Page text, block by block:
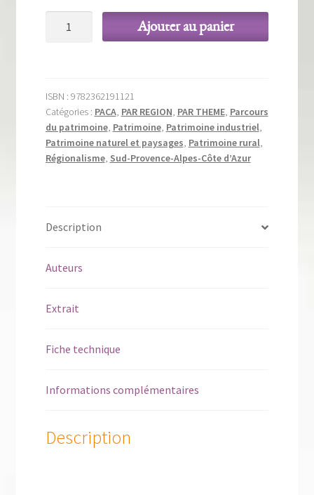
à
Barrême
Ajouter au panier
ISBN : 9782362191121
Catégories : PACA, PAR REGION, PAR THEME, Parcours
du patrimoine, Patrimoine, Patrimoine industriel,
Patrimoine naturel et paysages, Patrimoine rural,
Régionalisme, Sud-Provence-Alpes-Côte d’Azur
Description
Auteurs
Extrait
Fiche technique
Informations complémentaires
Description